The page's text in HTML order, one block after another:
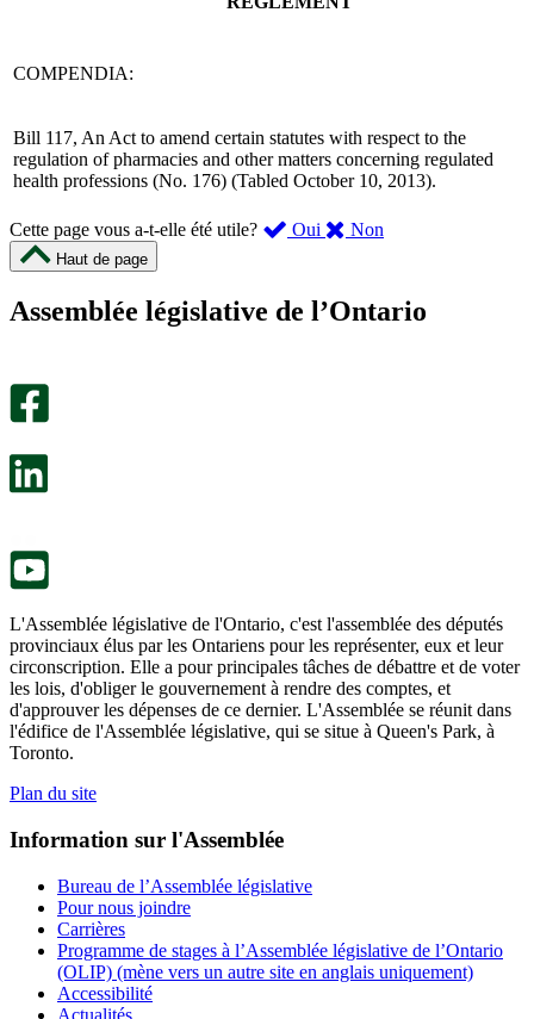
COMPENDIA:
Bill 117, An Act to amend certain statutes with respect to the
regulation of pharmacies and other matters concerning regulated
health professions (No. 176) (Tabled October 10, 2013).
Cette page vous a-t-elle été utile? Oui ,
été
Non
m’a
Haut de page
Assemblée législative de l’Ontario
L'Assemblée législative de l'Ontario, c'est l'assemblée des députés
provinciaux élus par les Ontariens pour les représenter, eux et leur
circonscription. Elle a pour principales tâches de débattre et de voter
les lois, d'obliger le gouvernement à rendre des comptes, et
d'approuver les dépenses de ce dernier. L'Assemblée se réunit dans
l'édifice de l'Assemblée législative, qui se situe à Queen's Park, à
Toronto.
Plan du site
Information sur l'Assemblée
Bureau de l’Assemblée législative
Pour nous joindre
Carrières
Programme de stages à l’Assemblée législative de l’Ontario
(OLIP) (mène vers un autre site en anglais uniquement)
Accessibilité
Actualités